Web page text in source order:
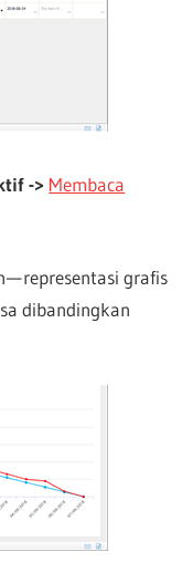
-> Membaca
representasi grafis
dibandingkan